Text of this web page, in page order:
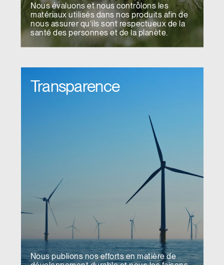
Nous évaluons et nous contrôlons les
matériaux utilisés dans nos produits afin de
nous assurer qu’ils sont respectueux de la
santé des personnes et de la planète.
Transparence
Nous publions nos efforts en matière de